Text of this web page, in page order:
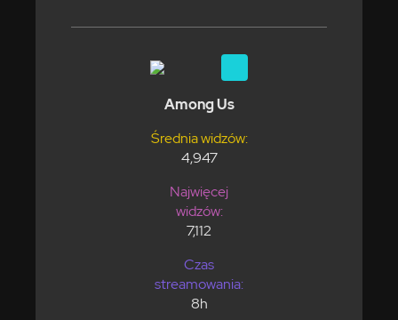
Among Us
Średnia widzów:
4,947
Najwięcej
widzów:
7,112
Czas
streamowania:
8h